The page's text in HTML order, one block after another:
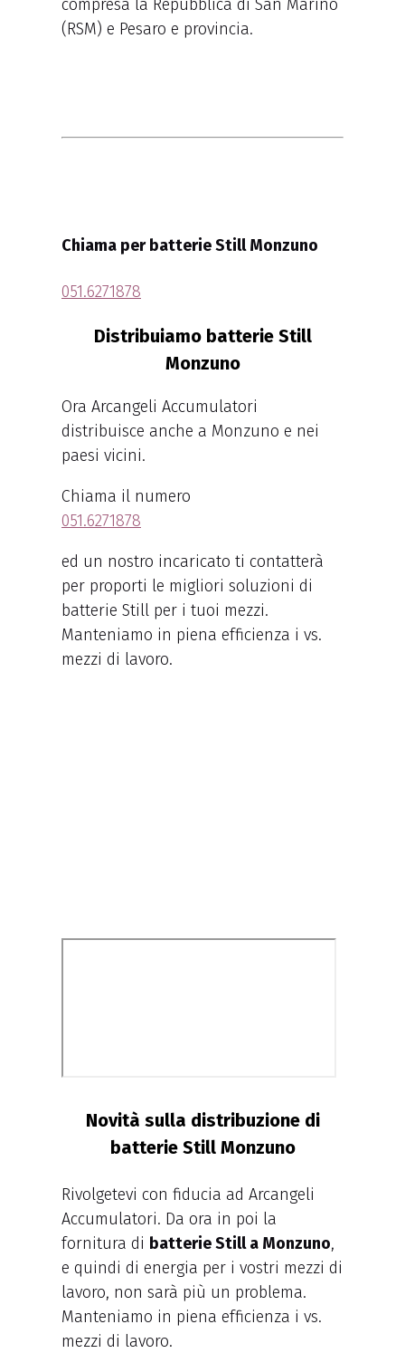
compresa la Repubblica di San Marino
(RSM) e Pesaro e provincia.
Chiama per batterie Still Monzuno
051.6271878
Distribuiamo batterie Still
Monzuno
Ora Arcangeli Accumulatori
distribuisce anche a Monzuno e nei
paesi vicini.
Chiama il numero
051.6271878
ed un nostro incaricato ti contatterà
per proporti le migliori soluzioni di
batterie Still per i tuoi mezzi.
Manteniamo in piena efficienza i vs.
mezzi di lavoro.
Novità sulla distribuzione di
batterie Still Monzuno
Rivolgetevi con fiducia ad Arcangeli
Accumulatori. Da ora in poi la
fornitura di batterie Still a Monzuno,
e quindi di energia per i vostri mezzi di
lavoro, non sarà più un problema.
Manteniamo in piena efficienza i vs.
mezzi di lavoro.